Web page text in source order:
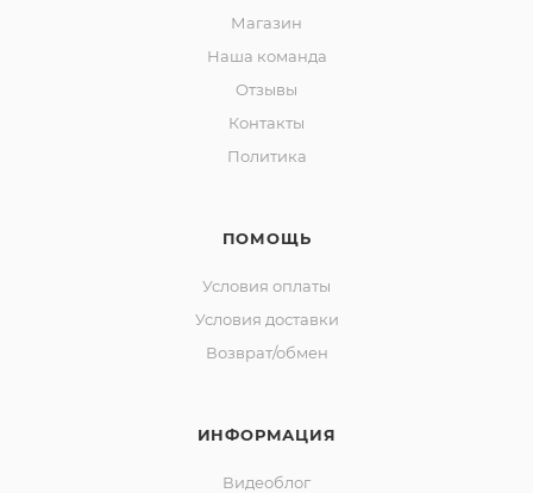
Магазин
Наша команда
Отзывы
Контакты
Политика
ПОМОЩЬ
Условия оплаты
Условия доставки
Возврат/обмен
ИНФОРМАЦИЯ
Видеоблог